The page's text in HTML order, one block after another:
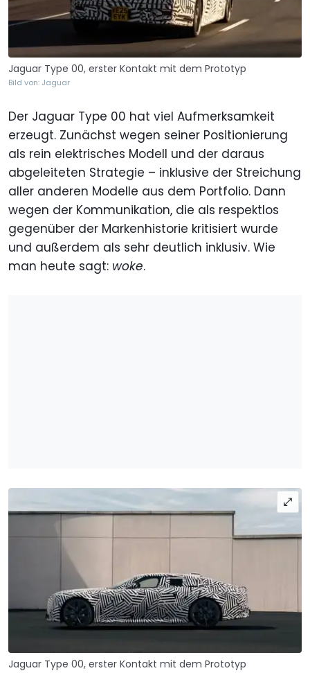
Jaguar Type 00, erster Kontakt mit dem Prototyp
Bild von: Jaguar
Der Jaguar Type 00 hat viel Aufmerksamkeit
erzeugt. Zunächst wegen seiner Positionierung
als rein elektrisches Modell und der daraus
abgeleiteten Strategie – inklusive der Streichung
aller anderen Modelle aus dem Portfolio. Dann
wegen der Kommunikation, die als respektlos
gegenüber der Markenhistorie kritisiert wurde
und außerdem als sehr deutlich inklusiv. Wie
man heute sagt: woke.
Jaguar Type 00, erster Kontakt mit dem Prototyp